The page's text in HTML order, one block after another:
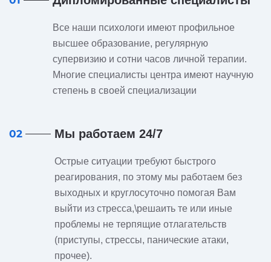
Все наши психологи имеют профильное
высшее образование, регулярную
супервизию и сотни часов личной терапии.
Многие специалисты центра имеют научную
степень в своей специализации
02 Мы работаем 24/7
Острые ситуации требуют быстрого
реагирования, по этому мы работаем без
выходных и круглосуточно помогая Вам
выйти из стресса,\решаить те или иные
проблемы не терпящие отлагательств
(приступы, стрессы, панические атаки,
прочее).